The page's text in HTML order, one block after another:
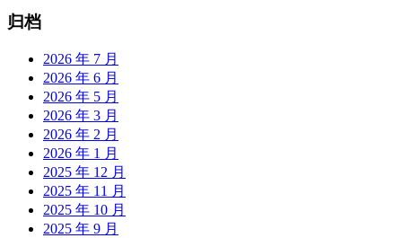
归档
2026 年 7 月
2026 年 6 月
2026 年 5 月
2026 年 3 月
2026 年 2 月
2026 年 1 月
2025 年 12 月
2025 年 11 月
2025 年 10 月
2025 年 9 月